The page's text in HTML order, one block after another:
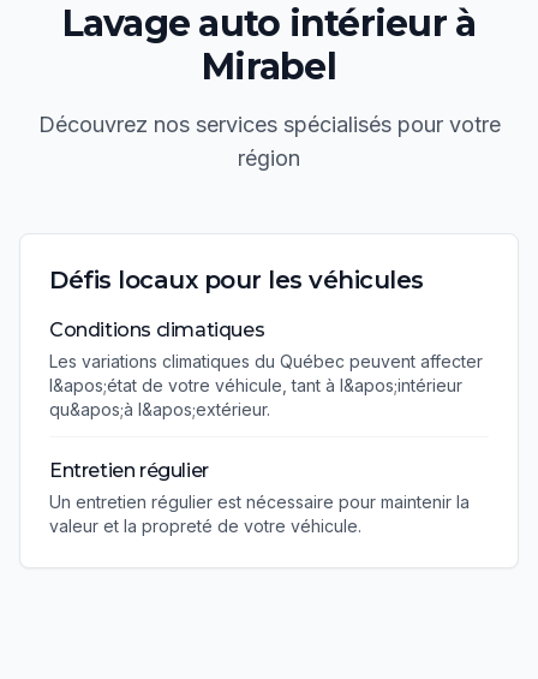
Lavage auto intérieurà
Mirabel
Découvrez nos services spécialisés pour votre
région
Défis locaux pour les véhicules
Conditions climatiques
Les variations climatiques du Québec peuvent affecter
l&apos;état de votre véhicule, tant à l&apos;intérieur
qu&apos;à l&apos;extérieur.
Entretien régulier
Un entretien régulier est nécessaire pour maintenir la
valeur et la propreté de votre véhicule.